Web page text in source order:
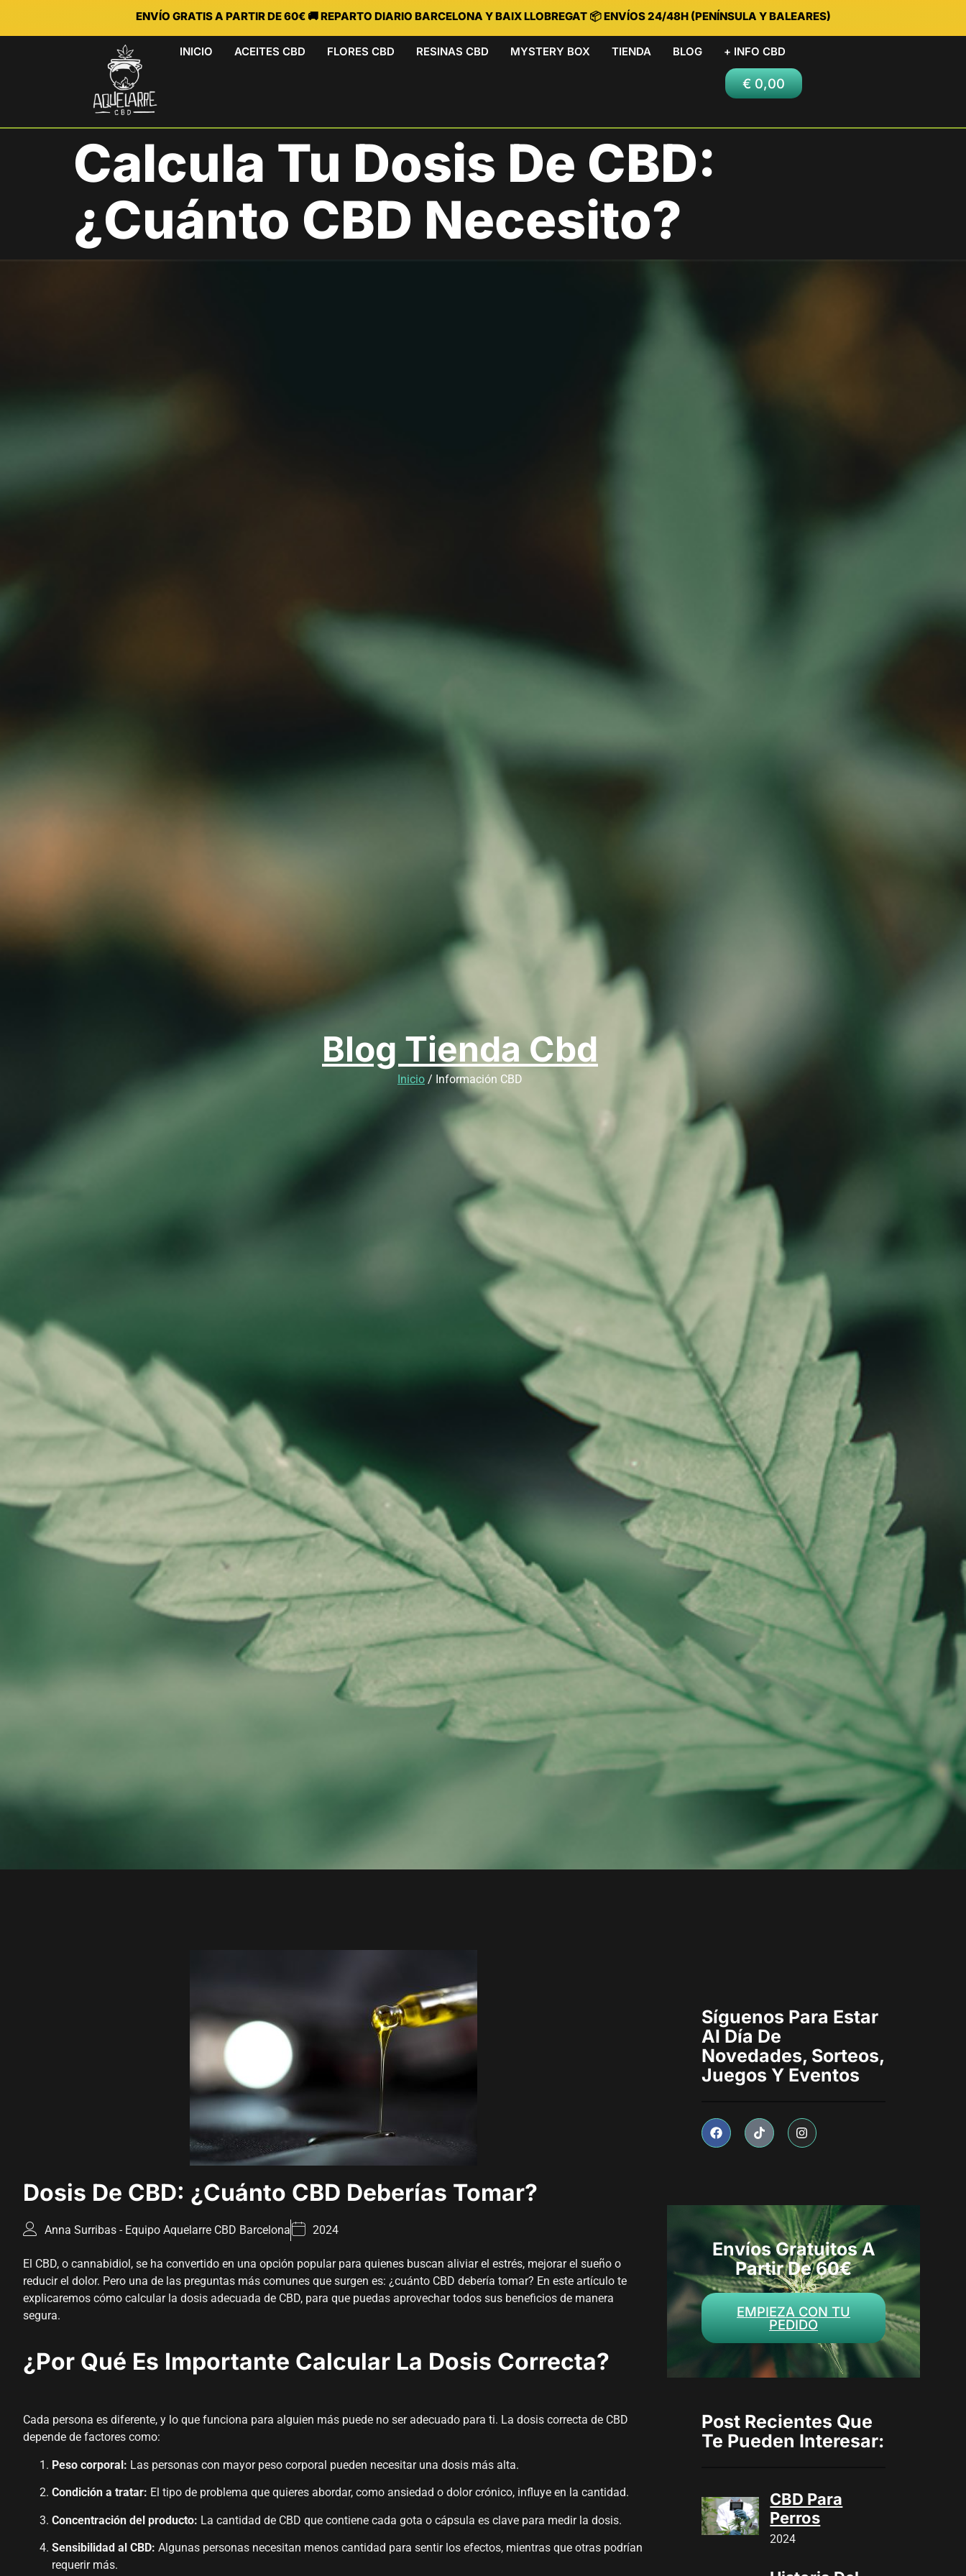
ENVÍO GRATIS A PARTIR DE 60€ 🚚 REPARTO DIARIO BARCELONA Y BAIX LLOBREGAT 📦 ENVÍOS 24/48H (PENÍNSULA Y BALEARES)
INICIO ACEITES CBD FLORES CBD RESINAS CBD MYSTERY BOX TIENDA BLOG + INFO CBD
€0,00
Calcula Tu Dosis De CBD:
¿Cuánto CBD Necesito?
Blog Tienda Cbd
Inicio / Información CBD
Dosis De CBD: ¿Cuánto CBD Deberías Tomar?
Anna Surribas - Equipo Aquelarre CBD Barcelona 2024
El CBD, o cannabidiol, se ha convertido en una opción popular para quienes buscan aliviar el estrés, mejorar el sueño o
reducir el dolor. Pero una de las preguntas más comunes que surgen es: ¿cuánto CBD debería tomar? En este artículo te
explicaremos cómo calcular la dosis adecuada de CBD, para que puedas aprovechar todos sus beneficios de manera
segura.
¿Por Qué Es Importante Calcular La Dosis Correcta?
Cada persona es diferente, y lo que funciona para alguien más puede no ser adecuado para ti. La dosis correcta de CBD
depende de factores como:
Peso corporal: Las personas con mayor peso corporal pueden necesitar una dosis más alta.
Condición a tratar: El tipo de problema que quieres abordar, como ansiedad o dolor crónico, influye en la cantidad.
Concentración del producto: La cantidad de CBD que contiene cada gota o cápsula es clave para medir la dosis.
Sensibilidad al CBD: Algunas personas necesitan menos cantidad para sentir los efectos, mientras que otras podrían
requerir más.
Síguenos Para Estar
Al Día De
Novedades, Sorteos,
Juegos Y Eventos
Envíos Gratuitos A
Partir De 60€
EMPIEZA CON TU
PEDIDO
Post Recientes Que
Te Pueden Interesar:
CBD Para
Perros
2024